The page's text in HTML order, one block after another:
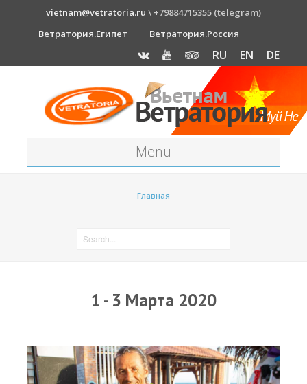
vietnam@vetratoria.ru \ +79884715355 (telegram)
Ветратория.Египет
Ветратория.Россия
RU EN DE
Menu
RRD Russian Cup
Новости
Главная
1 - 3 Марта 2020